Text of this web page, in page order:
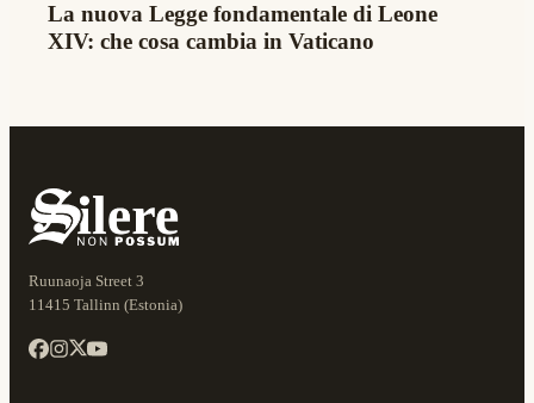
La nuova Legge fondamentale di Leone
XIV: che cosa cambia in Vaticano
Ruunaoja Street 3
11415 Tallinn (Estonia)